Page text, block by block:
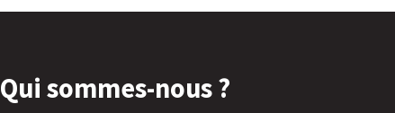
Qui sommes-nous ?